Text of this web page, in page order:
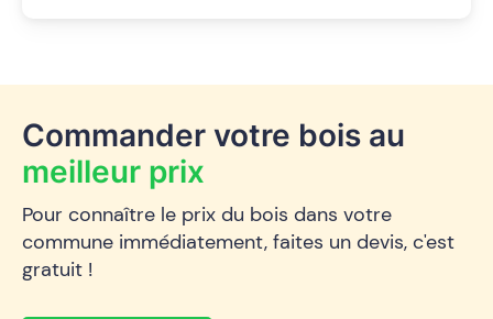
Commander votre bois au
meilleur prix
Pour connaître le prix du bois dans votre
commune immédiatement, faites un devis, c'est
gratuit !